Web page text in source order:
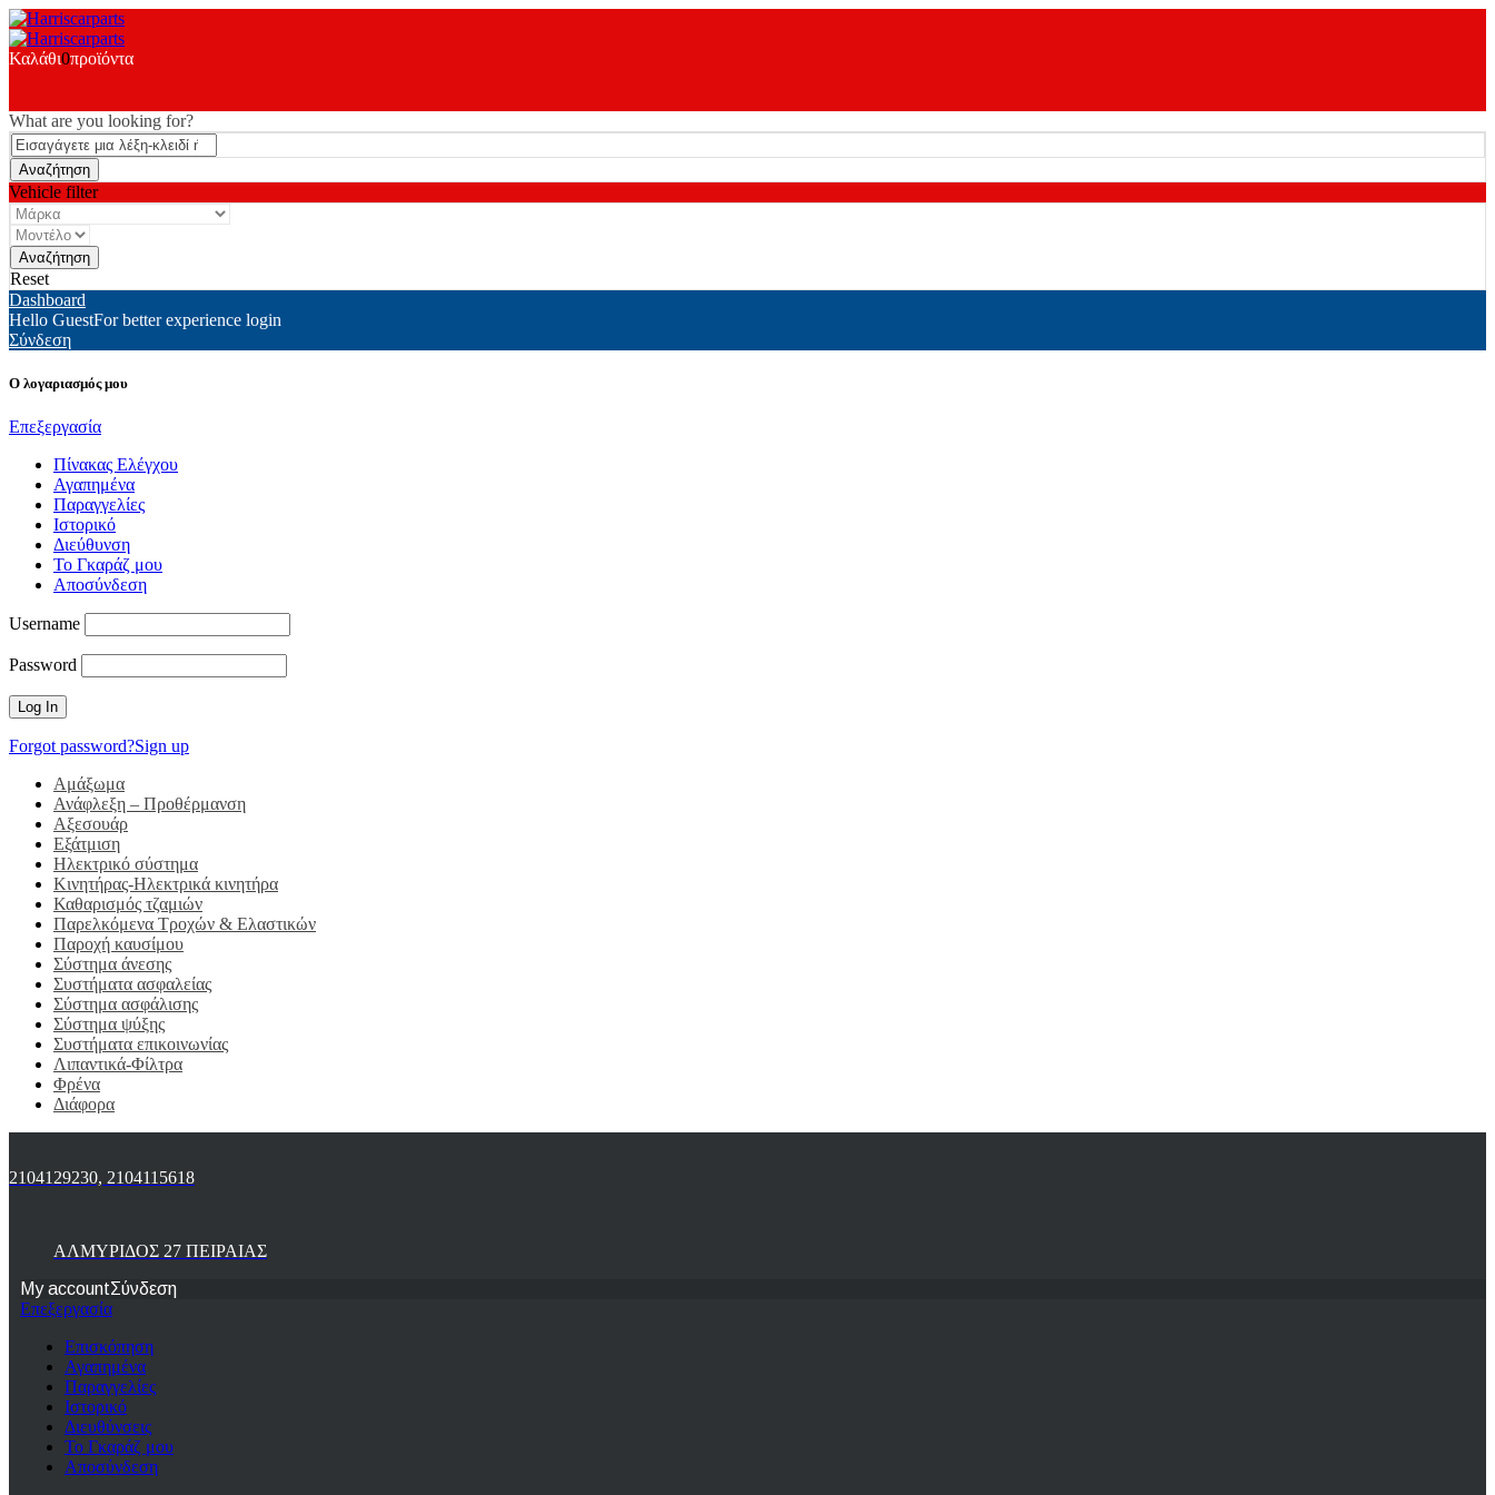
Καλάθι0προϊόντα
What are you looking for?
Vehicle filter
Reset
Dashboard
Hello GuestFor better experience login
Σύνδεση
Ο λογαριασμός μου
Επεξεργασία
Πίνακας Ελέγχου
Αγαπημένα
Παραγγελίες
Ιστορικό
Διεύθυνση
Το Γκαράζ μου
Αποσύνδεση
Username
Password
Forgot password?Sign up
Αμάξωμα
Ανάφλεξη – Προθέρμανση
Αξεσουάρ
Εξάτμιση
Ηλεκτρικό σύστημα
Κινητήρας-Ηλεκτρικά κινητήρα
Καθαρισμός τζαμιών
Παρελκόμενα Τροχών & Ελαστικών
Παροχή καυσίμου
Σύστημα άνεσης
Συστήματα ασφαλείας
Σύστημα ασφάλισης
Σύστημα ψύξης
Συστήματα επικοινωνίας
Λιπαντικά-Φίλτρα
Φρένα
Διάφορα
2104129230, 2104115618
ΑΛΜΥΡΙΔΟΣ 27 ΠΕΙΡΑΙΑΣ
My accountΣύνδεση
Επεξεργασία
Επισκόπηση
Αγαπημένα
Παραγγελίες
Ιστορικό
Διευθύνσεις
Το Γκαράζ μου
Αποσύνδεση